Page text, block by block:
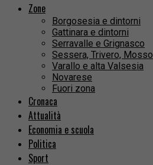
Zone
Borgosesia e dintorni
Gattinara e dintorni
Serravalle e Grignasco
Sessera, Trivero, Mosso
Varallo e alta Valsesia
Novarese
Fuori zona
Cronaca
Attualità
Economia e scuola
Politica
Sport